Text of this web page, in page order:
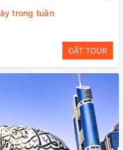
trong tuần
ĐẶT TOUR